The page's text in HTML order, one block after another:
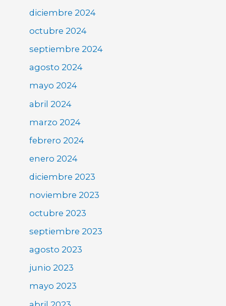
diciembre 2024
octubre 2024
septiembre 2024
agosto 2024
mayo 2024
abril 2024
marzo 2024
febrero 2024
enero 2024
diciembre 2023
noviembre 2023
octubre 2023
septiembre 2023
agosto 2023
junio 2023
mayo 2023